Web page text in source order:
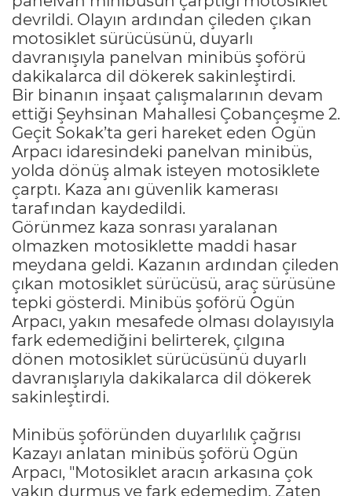
devrildi. Olayın ardından çileden çıkan
motosiklet sürücüsünü, duyarlı
davranışıyla panelvan minibüs şoförü
dakikalarca dil dökerek sakinleştirdi.
Bir binanın inşaat çalışmalarının devam
ettiği Şeyhsinan Mahallesi Çobançeşme 2.
Geçit Sokak’ta geri hareket eden Ogün
Arpacı idaresindeki panelvan minibüs,
yolda dönüş almak isteyen motosiklete
çarptı. Kaza anı güvenlik kamerası
tarafından kaydedildi.
Görünmez kaza sonrası yaralanan
olmazken motosiklette maddi hasar
meydana geldi. Kazanın ardından çileden
çıkan motosiklet sürücüsü, araç sürüsüne
tepki gösterdi. Minibüs şoförü Ogün
Arpacı, yakın mesafede olması dolayısıyla
fark edemediğini belirterek, çılgına
dönen motosiklet sürücüsünü duyarlı
davranışlarıyla dakikalarca dil dökerek
sakinleştirdi.
Minibüs şoföründen duyarlılık çağrısı
Kazayı anlatan minibüs şoförü Ogün
Arpacı, "Motosiklet aracın arkasına çok
yakın durmuş ve fark edemedim. Zaten